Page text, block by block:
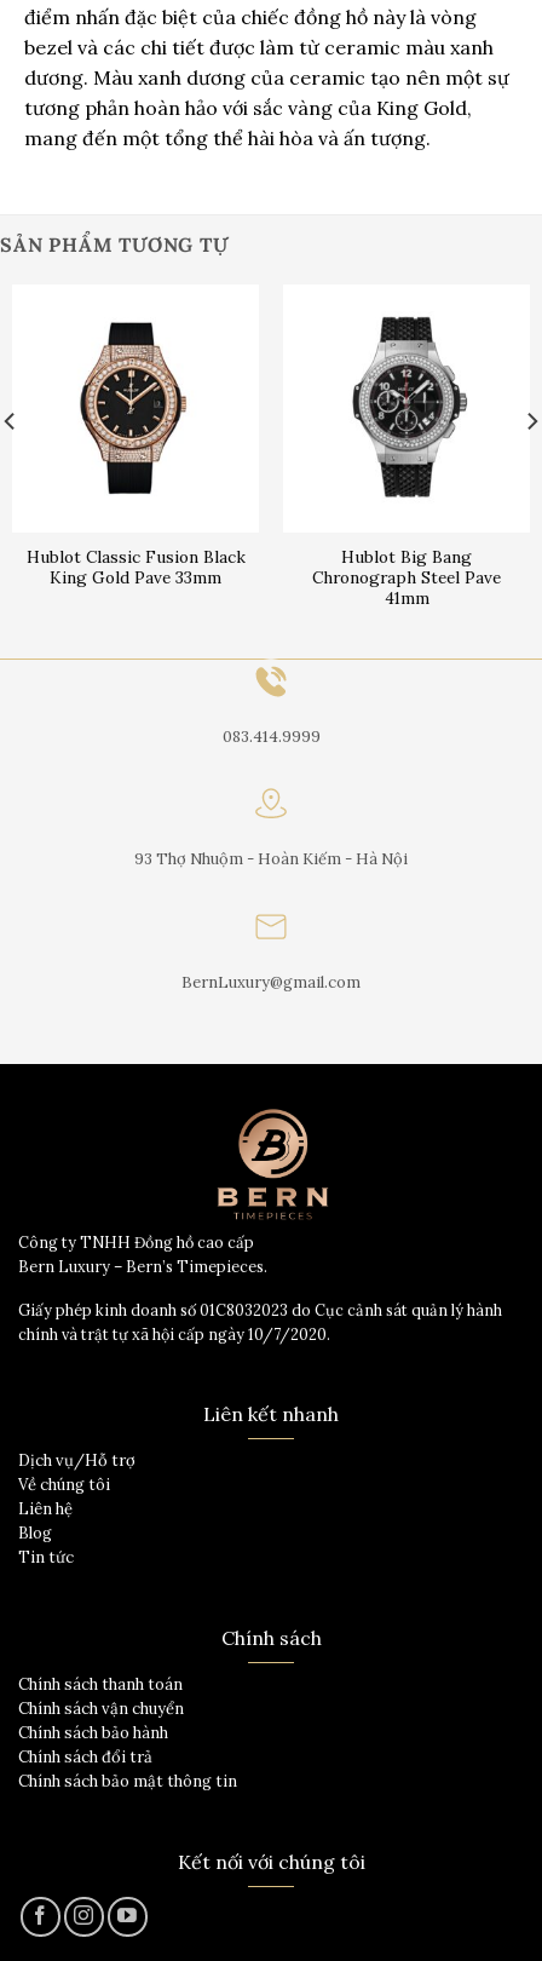
điểm nhấn đặc biệt của chiếc đồng hồ này là vòng
bezel và các chi tiết được làm từ ceramic màu xanh
dương. Màu xanh dương của ceramic tạo nên một sự
tương phản hoàn hảo với sắc vàng của King Gold,
mang đến một tổng thể hài hòa và ấn tượng.
SẢN PHẨM TƯƠNG TỰ
Hublot Classic Fusion Black
King Gold Pave 33mm
Hublot Big Bang
Chronograph Steel Pave
41mm
083.414.9999
93 Thợ Nhuộm - Hoàn Kiếm - Hà Nội
BernLuxury@gmail.com
Công ty TNHH Đồng hồ cao cấp
Bern Luxury – Bern’s Timepieces.
Giấy phép kinh doanh số 01C8032023 do Cục cảnh sát quản lý hành
chính và trật tự xã hội cấp ngày 10/7/2020.
Liên kết nhanh
Dịch vụ/Hỗ trợ
Về chúng tôi
Liên hệ
Blog
Tin tức
Chính sách
Chính sách thanh toán
Chính sách vận chuyển
Chính sách bảo hành
Chính sách đổi trả
Chính sách bảo mật thông tin
Kết nối với chúng tôi